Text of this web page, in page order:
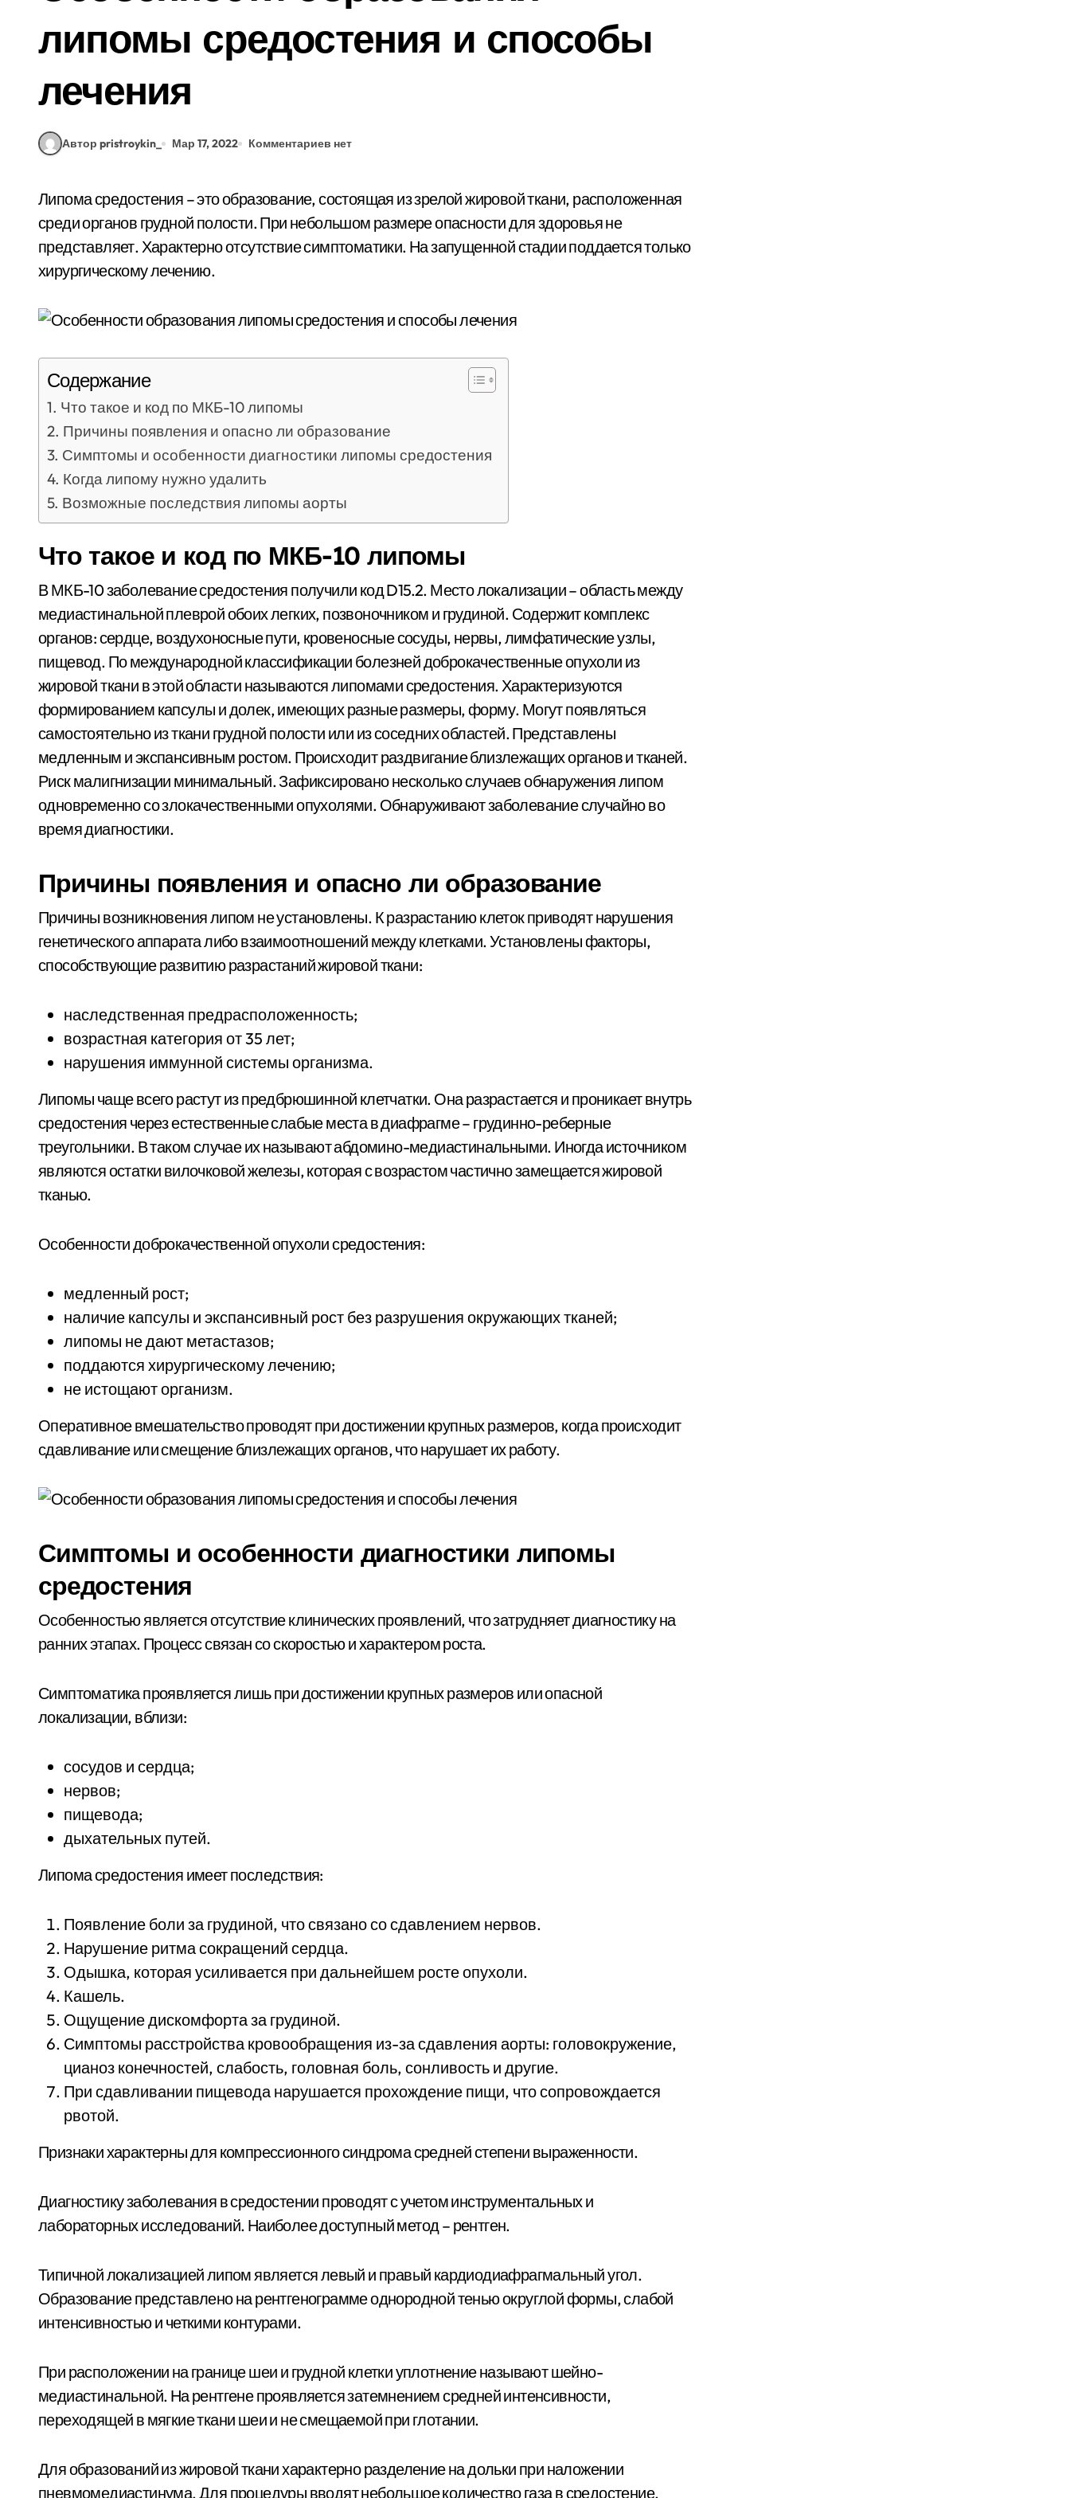
липомы средостения и способы
лечения
Автор pristroykin_ Мар 17, 2022 Комментариев нет
Липома средостения – это образование, состоящая из зрелой жировой ткани, расположенная
среди органов грудной полости. При небольшом размере опасности для здоровья не
представляет. Характерно отсутствие симптоматики. На запущенной стадии поддается только
хирургическому лечению.
Содержание
Что такое и код по МКБ-10 липомы
Причины появления и опасно ли образование
Симптомы и особенности диагностики липомы средостения
Когда липому нужно удалить
Возможные последствия липомы аорты
Что такое и код по МКБ-10 липомы
В МКБ-10 заболевание средостения получили код D15.2. Место локализации – область между
медиастинальной плеврой обоих легких, позвоночником и грудиной. Содержит комплекс
органов: сердце, воздухоносные пути, кровеносные сосуды, нервы, лимфатические узлы,
пищевод. По международной классификации болезней доброкачественные опухоли из
жировой ткани в этой области называются липомами средостения. Характеризуются
формированием капсулы и долек, имеющих разные размеры, форму. Могут появляться
самостоятельно из ткани грудной полости или из соседних областей. Представлены
медленным и экспансивным ростом. Происходит раздвигание близлежащих органов и тканей.
Риск малигнизации минимальный. Зафиксировано несколько случаев обнаружения липом
одновременно со злокачественными опухолями. Обнаруживают заболевание случайно во
время диагностики.
Причины появления и опасно ли образование
Причины возникновения липом не установлены. К разрастанию клеток приводят нарушения
генетического аппарата либо взаимоотношений между клетками. Установлены факторы,
способствующие развитию разрастаний жировой ткани:
наследственная предрасположенность;
возрастная категория от 35 лет;
нарушения иммунной системы организма.
Липомы чаще всего растут из предбрюшинной клетчатки. Она разрастается и проникает внутрь
средостения через естественные слабые места в диафрагме – грудинно-реберные
треугольники. В таком случае их называют абдомино-медиастинальными. Иногда источником
являются остатки вилочковой железы, которая с возрастом частично замещается жировой
тканью.
Особенности доброкачественной опухоли средостения:
медленный рост;
наличие капсулы и экспансивный рост без разрушения окружающих тканей;
липомы не дают метастазов;
поддаются хирургическому лечению;
не истощают организм.
Оперативное вмешательство проводят при достижении крупных размеров, когда происходит
сдавливание или смещение близлежащих органов, что нарушает их работу.
Симптомы и особенности диагностики липомы
средостения
Особенностью является отсутствие клинических проявлений, что затрудняет диагностику на
ранних этапах. Процесс связан со скоростью и характером роста.
Симптоматика проявляется лишь при достижении крупных размеров или опасной
локализации, вблизи:
сосудов и сердца;
нервов;
пищевода;
дыхательных путей.
Липома средостения имеет последствия:
Появление боли за грудиной, что связано со сдавлением нервов.
Нарушение ритма сокращений сердца.
Одышка, которая усиливается при дальнейшем росте опухоли.
Кашель.
Ощущение дискомфорта за грудиной.
Симптомы расстройства кровообращения из-за сдавления аорты: головокружение,
цианоз конечностей, слабость, головная боль, сонливость и другие.
При сдавливании пищевода нарушается прохождение пищи, что сопровождается
рвотой.
Признаки характерны для компрессионного синдрома средней степени выраженности.
Диагностику заболевания в средостении проводят с учетом инструментальных и
лабораторных исследований. Наиболее доступный метод – рентген.
Типичной локализацией липом является левый и правый кардиодиафрагмальный угол.
Образование представлено на рентгенограмме однородной тенью округлой формы, слабой
интенсивностью и четкими контурами.
При расположении на границе шеи и грудной клетки уплотнение называют шейно-
медиастинальной. На рентгене проявляется затемнением средней интенсивности,
переходящей в мягкие ткани шеи и не смещаемой при глотании.
Для образований из жировой ткани характерно разделение на дольки при наложении
пневмомедиастинума. Для процедуры вводят небольшое количество газа в средостение.